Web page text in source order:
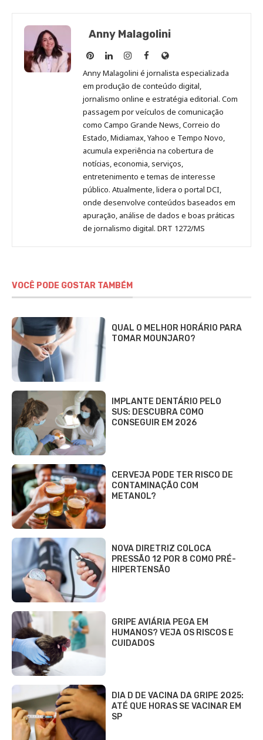
Anny Malagolini
Anny
Malagolini
no
Pinterest
Anny
Malagolini
no
LinkedIn
Anny
Malagolini
no
Instagram
Anny
Malagolini
no
Facebook
Site
de
Anny
Malagolini
Anny Malagolini é jornalista especializada
em produção de conteúdo digital,
jornalismo online e estratégia editorial. Com
passagem por veículos de comunicação
como Campo Grande News, Correio do
Estado, Midiamax, Yahoo e Tempo Novo,
acumula experiência na cobertura de
notícias, economia, serviços,
entretenimento e temas de interesse
público. Atualmente, lidera o portal DCI,
onde desenvolve conteúdos baseados em
apuração, análise de dados e boas práticas
de jornalismo digital. DRT 1272/MS
VOCÊ PODE GOSTAR TAMBÉM
QUAL O MELHOR HORÁRIO PARA
TOMAR MOUNJARO?
IMPLANTE DENTÁRIO PELO
SUS: DESCUBRA COMO
CONSEGUIR EM 2026
CERVEJA PODE TER RISCO DE
CONTAMINAÇÃO COM
METANOL?
NOVA DIRETRIZ COLOCA
PRESSÃO 12 POR 8 COMO PRÉ-
HIPERTENSÃO
GRIPE AVIÁRIA PEGA EM
HUMANOS? VEJA OS RISCOS E
CUIDADOS
DIA D DE VACINA DA GRIPE 2025:
ATÉ QUE HORAS SE VACINAR EM
SP